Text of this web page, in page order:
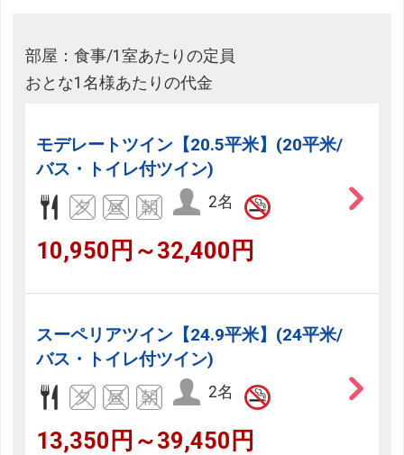
部屋：食事/1室あたりの定員
おとな1名様あたりの代金
モデレートツイン【20.5平米】(20平米/
バス・トイレ付ツイン)
2名
10,950円～32,400円
スーペリアツイン【24.9平米】(24平米/
バス・トイレ付ツイン)
2名
13,350円～39,450円